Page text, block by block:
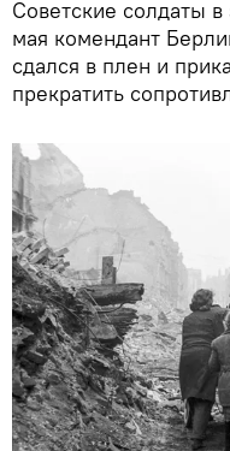
Советские солдаты
мая комендант
сдался в плен и
прекратить